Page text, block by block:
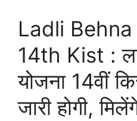
Ladli Behna
14th Kist :
योजना 14वीं
जारी होगी,